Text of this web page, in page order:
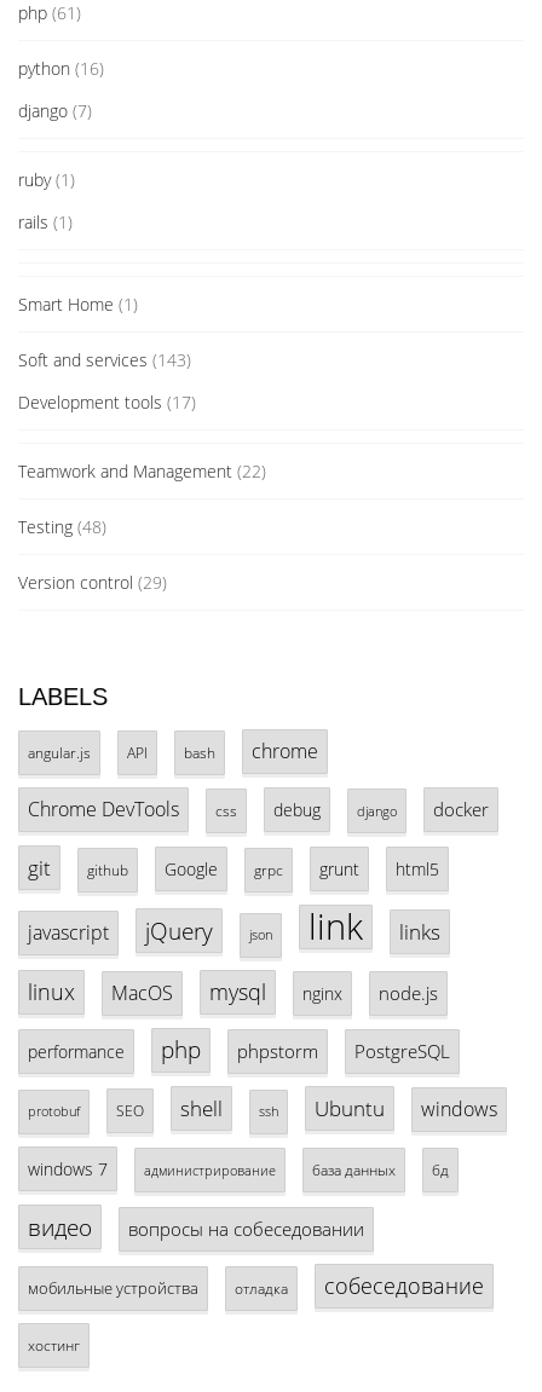
php (61)
python (16)
django (7)
ruby(1)
rails (1)
Smart Home (1)
Soft and services (143)
Development tools (17)
Teamwork and Management (22)
Testing (48)
Version control (29)
LABELS
angular.js API bash chrome
Chrome DevTools css debug django docker
git github Google grpc grunt html5
javascript jQuery json link links
linux MacOS mysql nginx node.js
performance php phpstorm PostgreSQL
protobuf SEO shell ssh Ubuntu windows
windows 7 администрирование база данных бд
видео вопросы на собеседовании
мобильные устройства отладка собеседование
хостинг